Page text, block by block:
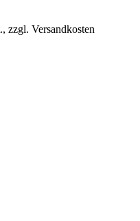
zzgl. Versandkosten